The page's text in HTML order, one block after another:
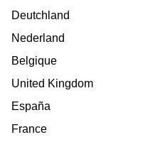
Deutchland
Nederland
Belgique
United Kingdom
España
France